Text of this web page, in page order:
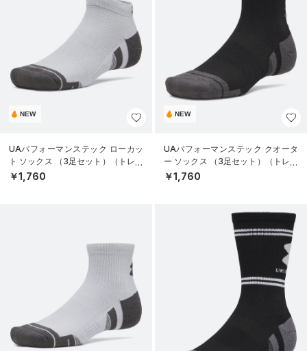
NEW
UAパフォーマンステック ローカッ
ト ソックス （3足セット）（トレー
ニング/UNISEX）
￥1,760
NEW
UAパフォーマンステック クオータ
ー ソックス （3足セット）（トレー
ニング/UNISEX）
￥1,760